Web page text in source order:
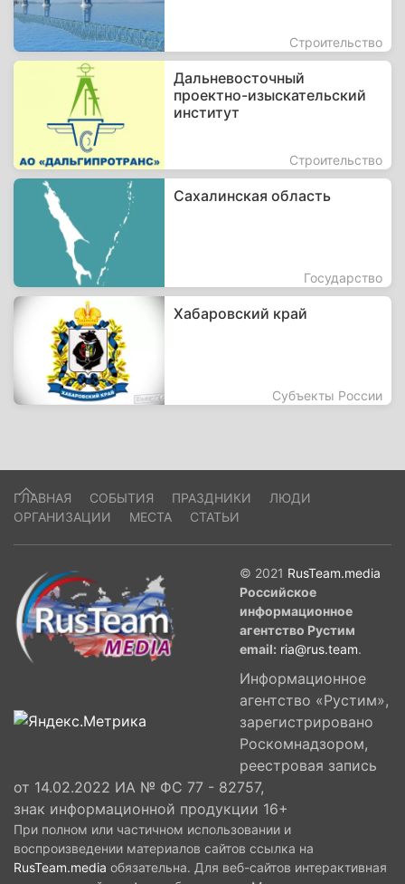
Строительство
Дальневосточный
проектно-изыскательский
институт
Строительство
Сахалинская область
Государство
Хабаровский край
Субъекты России
ГЛАВНАЯ СОБЫТИЯ ПРАЗДНИКИ
ЛЮДИ
ОРГАНИЗАЦИИ
МЕСТА СТАТЬИ
© 2021 RusTeam.media
Российское
информационное
агентство Рустим
email: ria@rus.team.
Информационное
агентство «Рустим»,
зарегистрировано
Роскомнадзором,
реестровая запись
от 14.02.2022 ИА № ФС 77 - 82757,
знак информационной продукции 16+
При полном или частичном использовании и
воспроизведении материалов сайтов ссылка на
RusTeam.media обязательна. Для веб-сайтов интерактивная